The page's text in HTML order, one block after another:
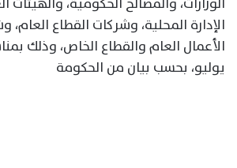
الإدارة المحلية، وشركات القطاع
يوليو، بحسب بيان من الحكومة